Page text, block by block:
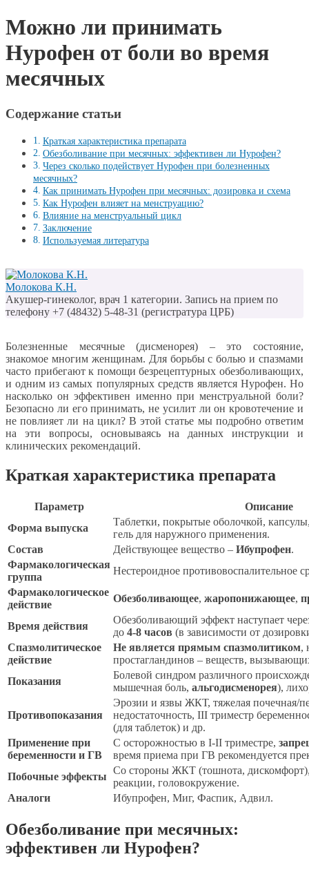
Можно ли принимать
Нурофен от боли во время
месячных
Содержание статьи
Краткая характеристика препарата
Обезболивание при месячных: эффективен ли Нурофен?
Через сколько подействует Нурофен при болезненных
месячных?
Как принимать Нурофен при месячных: дозировка и схема
Как Нурофен влияет на менструацию?
Влияние на менструальный цикл
Заключение
Используемая литература
Молокова К.Н.
Акушер-гинеколог, врач 1 категории. Запись на прием по
телефону +7 (48432) 5-48-31 (регистратура ЦРБ)
Болезненные месячные (дисменорея) – это состояние,
знакомое многим женщинам. Для борьбы с болью и спазмами
часто прибегают к помощи безрецептурных обезболивающих,
и одним из самых популярных средств является Нурофен. Но
насколько он эффективен именно при менструальной боли?
Безопасно ли его принимать, не усилит ли он кровотечение и
не повлияет ли на цикл? В этой статье мы подробно ответим
на эти вопросы, основываясь на данных инструкции и
клинических рекомендаций.
Краткая характеристика препарата
Параметр
Описание
Форма выпуска
Таблетки, покрытые оболочкой,
гель для наружного применения.
Состав
Действующее вещество – Ибупрофен.
Фармакологическая
группа
Нестероидное противовоспалительное
Фармакологическое
действие
Обезболивающее, жаропонижающее,
Время действия
Обезболивающий эффект наступает
до 4-8 часов (в зависимости от
Спазмолитическое
действие
Не является прямым спазмолитиком,
простагландинов – веществ,
Показания
Болевой синдром различного
мышечная боль, альгодисменорея),
Противопоказания
Эрозии и язвы ЖКТ, тяжелая почечная/
недостаточность, III триместр
(для таблеток) и др.
Применение при
беременности и ГВ
С осторожностью в I-II триместре,
время приема при ГВ рекомендуется
Побочные эффекты
Со стороны ЖКТ (тошнота, дискомфорт),
реакции, головокружение.
Аналоги
Ибупрофен, Миг, Фаспик, Адвил.
Обезболивание при месячных:
эффективен ли Нурофен?